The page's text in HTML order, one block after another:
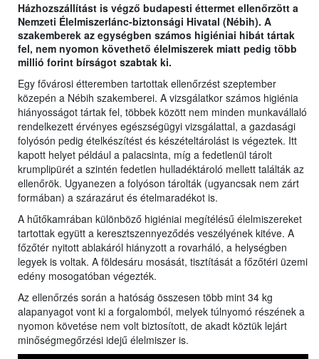
Házhozszállítást is végző budapesti éttermet ellenőrzött a
Nemzeti Élelmiszerlánc-biztonsági Hivatal (Nébih). A
szakemberek az egységben számos higiéniai hibát tártak
fel, nem nyomon követhető élelmiszerek miatt pedig több
millió forint bírságot szabtak ki.
Egy fővárosi étteremben tartottak ellenőrzést szeptember
közepén a Nébih szakemberei. A vizsgálatkor számos higiénia
hiányosságot tártak fel, többek között nem minden munkavállaló
rendelkezett érvényes egészségügyi vizsgálattal, a gazdasági
folyósón pedig ételkészítést és készételtárolást is végeztek. Itt
kapott helyet például a palacsinta, míg a fedetlenül tárolt
krumplipürét a szintén fedetlen hulladéktároló mellett találták az
ellenőrök. Ugyanezen a folyóson tárolták (ugyancsak nem zárt
formában) a szárazárut és ételmaradékot is.
A hűtőkamrában különböző higiéniai megítélésű élelmiszereket
tartottak együtt a keresztszennyeződés veszélyének kitéve. A
főzőtér nyitott ablakáról hiányzott a rovarháló, a helységben
legyek is voltak. A földesáru mosását, tisztítását a főzőtéri üzemi
edény mosogatóban végezték.
Az ellenőrzés során a hatóság összesen több mint 34 kg
alapanyagot vont ki a forgalomból, melyek túlnyomó részének a
nyomon követése nem volt biztosított, de akadt köztük lejárt
minőségmegőrzési idejű élelmiszer is.